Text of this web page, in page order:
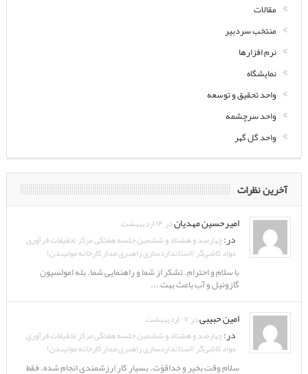
مقالات
منتخب سردبیر
نرم افزارها
نمایشگاه
واحد تحقیق و توسعه
واحد سرچشمه
واحد گل گهر
آخرین نظرات
امیرحسین مهدیاندر ۱۴ اردیبهشت
در:چهارصد و هشتاد و ششمین جلسه هفتگی مرکز تحقیقات فرآوری
مواد کاشی‌گر (استانداردسازی راهبری مدار کارخانه مولیبدن)
با سلام و احترام. تشکر از شما و راهنمایی شما. بله امولسیون
گازوئیل و آب باعث بهت ...
امین حبیبیدر ۰۷ اردیبهشت
در:چهارصد و هشتاد و ششمین جلسه هفتگی مرکز تحقیقات فرآوری
مواد کاشی‌گر (استانداردسازی راهبری مدار کارخانه مولیبدن)
سلام وقت بخیر و خداقوّت. بسیار کار ارزشمندی انجام شده. فقط